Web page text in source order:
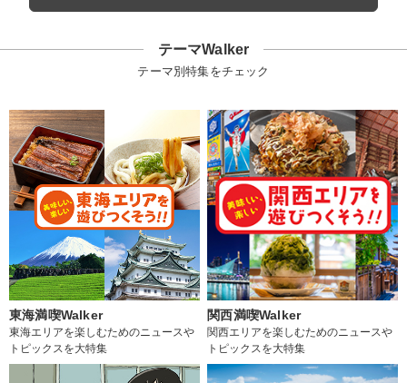
テーマWalker
テーマ別特集をチェック
東海満喫Walker
東海エリアを楽しむためのニュースや
トピックスを大特集
関西満喫Walker
関西エリアを楽しむためのニュースや
トピックスを大特集